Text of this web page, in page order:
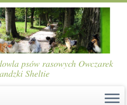
psów rasowych Owczarek
Sheltie